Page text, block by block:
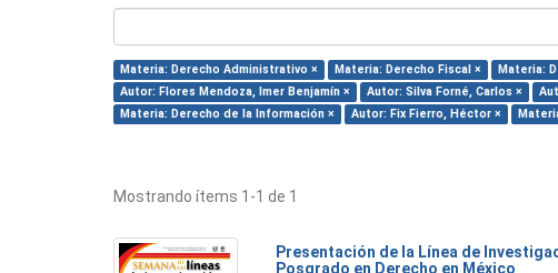
Materia: Derecho Administrativo × Materia: Derecho Fiscal × Materia:
Autor: Flores Mendoza, Imer Benjamín ×
Autor: Silva Forné, Carlos ×
Materia: Derecho de la Información ×
Autor: Fix Fierro, Héctor ×
Mostrando ítems 1-1 de 1
Presentación de la Línea de
Posgrado en Derecho en México